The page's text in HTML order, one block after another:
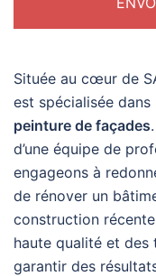
Située au cœur de
est spécialisée dans
peinture de façades
d’une équipe de
engageons à
de rénover un
construction
haute qualité et des
garantir des